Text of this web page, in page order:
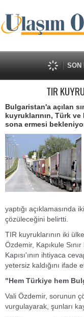
SON
TIR
Bulgaristan'a açılan
kuyruklarının, Türk
sona ermesi
yaptığı açıklamasında
çözüleceğini belirtti.
TIR kuyruklarının iki
Özdemir, Kapıkule
Kapısı'ının ihtiyaca
yetersiz kaldığını ifade
"Hem Türkiye hem
Vali Özdemir, sorunun
vurgulayarak, şunları